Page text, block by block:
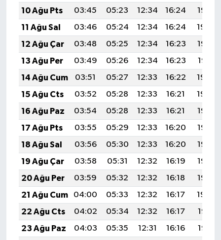
10 Ağu Pts
03:45 05:23 12:34 16:24
19:35
11 Ağu Sal
03:46 05:24 12:34 16:24
19:34
12 Ağu Çar
03:48 05:25 12:34 16:23
19:33
13 Ağu Per
03:49 05:26 12:34 16:23
19:31
14 Ağu Cum
03:51 05:27 12:33 16:22
19:30
15 Ağu Cts
03:52 05:28 12:33 16:21
19:29
16 Ağu Paz
03:54 05:28 12:33 16:21
19:27
17 Ağu Pts
03:55 05:29 12:33 16:20
19:26
18 Ağu Sal
03:56 05:30 12:33 16:20
19:25
19 Ağu Çar
03:58 05:31 12:32 16:19
19:23
20 Ağu Per
03:59 05:32 12:32 16:18
19:22
21 Ağu Cum
04:00 05:33 12:32 16:17
19:20
22 Ağu Cts
04:02 05:34 12:32 16:17
19:19
23 Ağu Paz
04:03 05:35 12:31 16:16
19:17